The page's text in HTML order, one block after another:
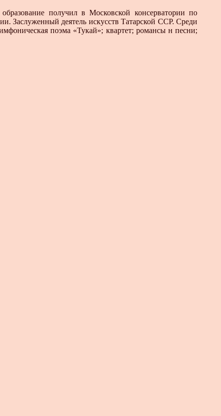
получил в Московской консерватории по
Заслуженный деятель искусств Татарской ССР. Среди
поэма «Тукай»; квартет; романсы н песни;